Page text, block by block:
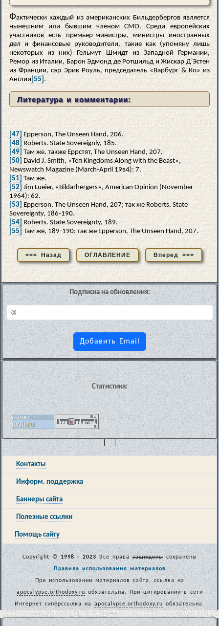
Фактически каждый из американских Бильдербергов является
нынешним или бывшим членом СМО. Среди европейских
участников есть премьер-министры, министры иностранных
дел и финансовые руководители, такие как (упомяну лишь
некоторых из них) Гельмут Шмидт из Западной Германии,
Ремор из Италии, Барон Эдмонд де Ротшильд и Жискар Д'Эстен
из Франции, сэр Эрик Роуль, председатель «Варбург & Ко» из
Англии [55] .
Литература и комментарии:
[47] Epperson, The Unseen Hand, 206.
[48] Roberts. State Sovereignly, 185.
[49] Там же. также Еррстят, The Unseen Hand, 207.
[50] David J. Smith, «Теп Kingdoms Along with the Beast»,
Newswatch Magazine (March-April 19в4): 7.
[51] Там же.
[52] Jim Lueier, «Bildarhergers», American Opinion (November
1964): 62.
[53] Epperson, The Unseen Hand, 207; так же Roberts, State
Sovereignty, 186-190.
[54] Roberts. State Sovereignty, 189.
[55] Там же, 189-190; так же Epperson, The Unseen Hand, 207.
<<< Назад ОГЛАВЛЕНИЕ Вперед >>>
Подписка на обновления:
Статистика:
| |
Контакты
Информ. поддержка
Баннеры сайта
Полезные ссылки
Помощь сайту
Copyright © 1998 - 2023 Все правазащищенысохранены
Правила использования материалов
При использовании материалов сайта, ссылка на
apocalypse.orthodoxy.ruобязательна. При цитировании в сети
Интернет гиперссылка наapocalypse.orthodoxy.ru обязательна.